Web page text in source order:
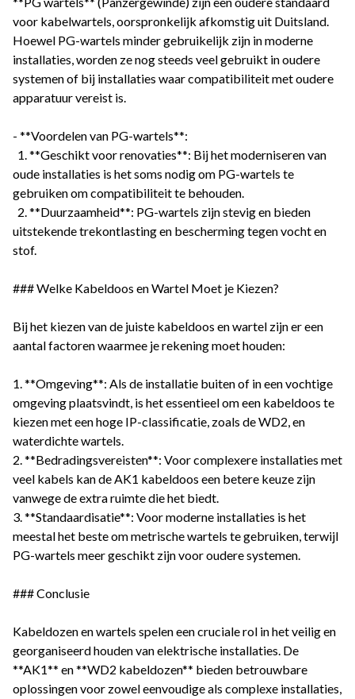
voor kabelwartels, oorspronkelijk afkomstig uit Duitsland.
Hoewel PG-wartels minder gebruikelijk zijn in moderne
installaties, worden ze nog steeds veel gebruikt in oudere
systemen of bij installaties waar compatibiliteit met oudere
apparatuur vereist is.
- **Voordelen van PG-wartels**:
1. **Geschikt voor renovaties**: Bij het moderniseren van
oude installaties is het soms nodig om PG-wartels te
gebruiken om compatibiliteit te behouden.
2. **Duurzaamheid**: PG-wartels zijn stevig en bieden
uitstekende trekontlasting en bescherming tegen vocht en
stof.
### Welke Kabeldoos en Wartel Moet je Kiezen?
Bij het kiezen van de juiste kabeldoos en wartel zijn er een
aantal factoren waarmee je rekening moet houden:
1. **Omgeving**: Als de installatie buiten of in een vochtige
omgeving plaatsvindt, is het essentieel om een kabeldoos te
kiezen met een hoge IP-classificatie, zoals de WD2, en
waterdichte wartels.
2. **Bedradingsvereisten**: Voor complexere installaties met
veel kabels kan de AK1 kabeldoos een betere keuze zijn
vanwege de extra ruimte die het biedt.
3. **Standaardisatie**: Voor moderne installaties is het
meestal het beste om metrische wartels te gebruiken, terwijl
PG-wartels meer geschikt zijn voor oudere systemen.
### Conclusie
Kabeldozen en wartels spelen een cruciale rol in het veilig en
georganiseerd houden van elektrische installaties. De
**AK1** en **WD2 kabeldozen** bieden betrouwbare
oplossingen voor zowel eenvoudige als complexe installaties,